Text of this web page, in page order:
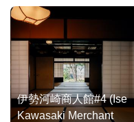
伊勢河崎商人館#4 (Ise
Kawasaki Merchant